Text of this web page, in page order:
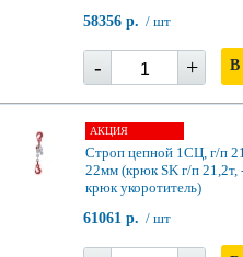
58356 р. / шт
- + В
АКЦИЯ
Строп цепной 1СЦ, г/п
22мм (крюк SK г/п 21,2т,
крюк укоротитель)
61061 р. / шт